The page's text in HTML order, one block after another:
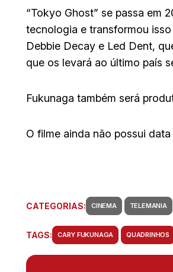
“Tokyo Ghost” se passa em
tecnologia e transformou
Debbie Decay e Led Dent,
que os levará ao último país
Fukunaga também será
O filme ainda não possui
CATEGORIAS: CINEMA TELEMANIA
TAGS: CARY FUKUNAGA QUADRINHOS